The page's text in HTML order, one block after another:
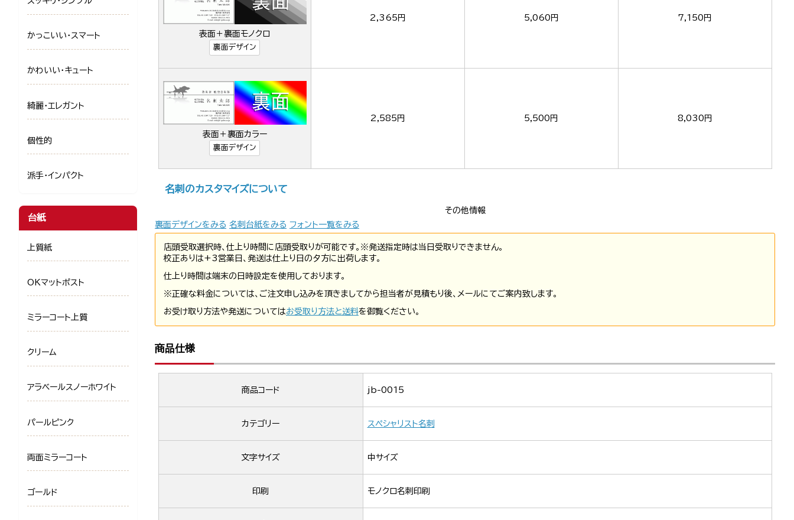
表面＋裏面モノクロ
裏面デザイン
2,365円 5,060円 7,150円
表面＋裏面カラー
裏面デザイン
2,585円 5,500円 8,030円
名刺のカスタマイズについて
その他情報
裏面デザインをみる 名刺台紙をみる フォント一覧をみる
店頭受取選択時、仕上り時間に店頭受取りが可能です。※発送指定時は当日受取りできません。
校正ありは+3営業日、発送は仕上り日の夕方に出荷します。
仕上り時間は端末の日時設定を使用しております。
※正確な料金については、ご注文申し込みを頂きましてから担当者が見積もり後、メールにてご案内致します。
お受け取り方法や発送についてはお受取り方法と送料を御覧ください。
商品仕様
商品コード jb-0015
カテゴリー スペシャリスト名刺
文字サイズ 中サイズ
印刷 モノクロ名刺印刷
かっこいい・スマート
かわいい・キュート
綺麗・エレガント
個性的
派手・インパクト
台紙
上質紙
OKマットポスト
ミラーコート上質
クリーム
アラベールスノーホワイト
パールピンク
両面ミラーコート
ゴールド